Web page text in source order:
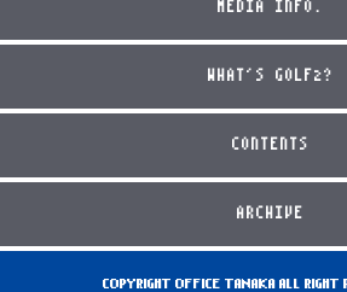
MEDIA INFO.
WHAT'S GOLF2?
CONTENTS
ARCHIVE
COPYRIGHT OFFICE TANAKA ALL RIGHT